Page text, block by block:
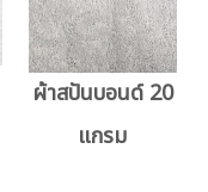
ผ้าสปันบอนด์ 20
แกรม